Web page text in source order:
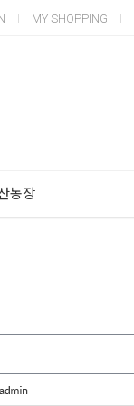
MY SHOPPING
농장